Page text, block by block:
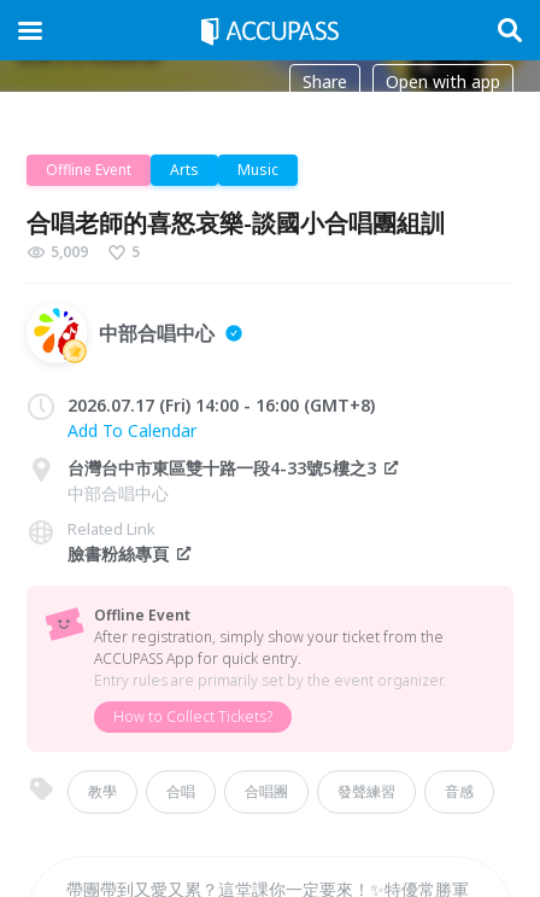
Share Open with app
Offline Event Arts Music
合唱老師的喜怒哀樂-談國小合唱團組訓
5,009 5
中部合唱中心
2026.07.17 (Fri) 14:00 - 16:00 (GMT+8)
Add To Calendar
台灣台中市東區雙十路一段4-33號5樓之3
中部合唱中心
Related Link
臉書粉絲專頁
Offline Event
After registration, simply show your ticket from the
ACCUPASS App for quick entry.
Entry rules are primarily set by the event organizer.
How to Collect Tickets?
教學 合唱 合唱團 發聲練習 音感
帶團帶到又愛又累？這堂課你一定要來！✨特優常勝軍